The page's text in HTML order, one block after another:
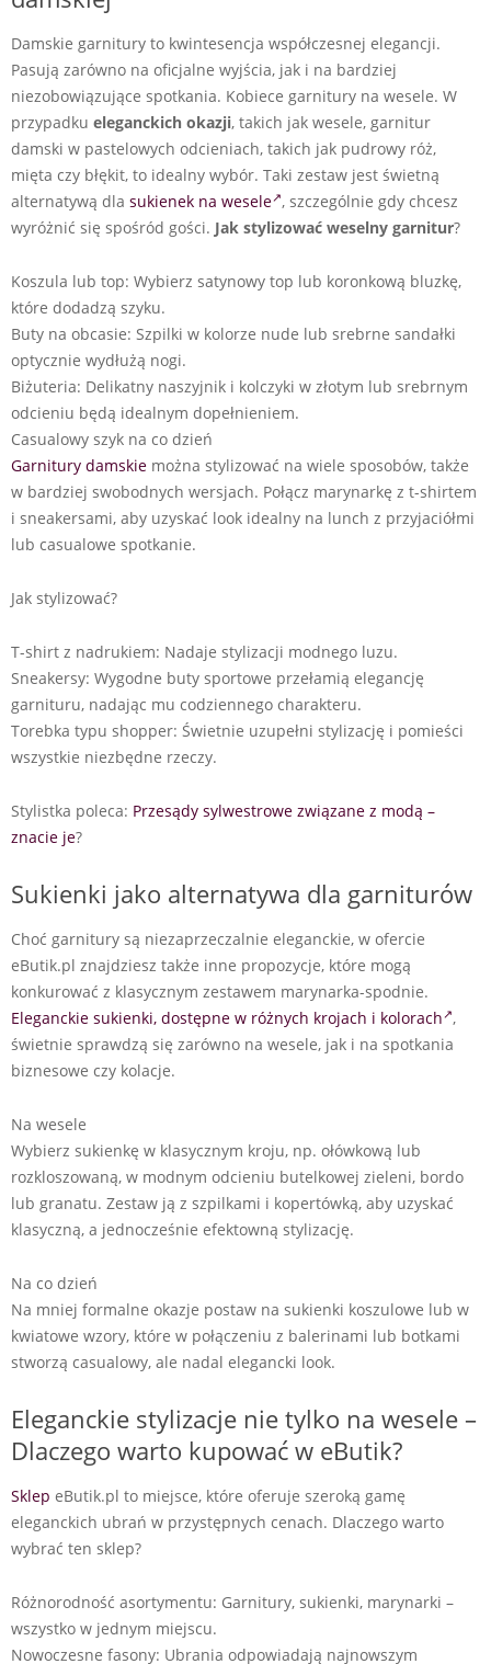
Damskie garnitury to kwintesencja współczesnej elegancji.
Pasują zarówno na oficjalne wyjścia, jak i na bardziej
niezobowiązujące spotkania. Kobiece garnitury na wesele. W
przypadku eleganckich okazji, takich jak wesele, garnitur
damski w pastelowych odcieniach, takich jak pudrowy róż,
mięta czy błękit, to idealny wybór. Taki zestaw jest świetną
alternatywą dla sukienek na wesele , szczególnie gdy chcesz
wyróżnić się spośród gości. Jak stylizować weselny garnitur?
Koszula lub top: Wybierz satynowy top lub koronkową bluzkę,
które dodadzą szyku.
Buty na obcasie: Szpilki w kolorze nude lub srebrne sandałki
optycznie wydłużą nogi.
Biżuteria: Delikatny naszyjnik i kolczyki w złotym lub srebrnym
odcieniu będą idealnym dopełnieniem.
Casualowy szyk na co dzień
Garnitury damskie można stylizować na wiele sposobów, także
w bardziej swobodnych wersjach. Połącz marynarkę z t-shirtem
i sneakersami, aby uzyskać look idealny na lunch z przyjaciółmi
lub casualowe spotkanie.
Jak stylizować?
T-shirt z nadrukiem: Nadaje stylizacji modnego luzu.
Sneakersy: Wygodne buty sportowe przełamią elegancję
garnituru, nadając mu codziennego charakteru.
Torebka typu shopper: Świetnie uzupełni stylizację i pomieści
wszystkie niezbędne rzeczy.
Stylistka poleca: Przesądy sylwestrowe związane z modą –
znacie je?
Sukienki jako alternatywa dla garniturów
Choć garnitury są niezaprzeczalnie eleganckie, w ofercie
eButik.pl znajdziesz także inne propozycje, które mogą
konkurować z klasycznym zestawem marynarka-spodnie.
Eleganckie sukienki, dostępne w różnych krojach i kolorach ,
świetnie sprawdzą się zarówno na wesele, jak i na spotkania
biznesowe czy kolacje.
Na wesele
Wybierz sukienkę w klasycznym kroju, np. ołówkową lub
rozkloszowaną, w modnym odcieniu butelkowej zieleni, bordo
lub granatu. Zestaw ją z szpilkami i kopertówką, aby uzyskać
klasyczną, a jednocześnie efektowną stylizację.
Na co dzień
Na mniej formalne okazje postaw na sukienki koszulowe lub w
kwiatowe wzory, które w połączeniu z balerinami lub botkami
stworzą casualowy, ale nadal elegancki look.
Eleganckie stylizacje nie tylko na wesele –
Dlaczego warto kupować w eButik?
Sklep eButik.pl to miejsce, które oferuje szeroką gamę
eleganckich ubrań w przystępnych cenach. Dlaczego warto
wybrać ten sklep?
Różnorodność asortymentu: Garnitury, sukienki, marynarki –
wszystko w jednym miejscu.
Nowoczesne fasony: Ubrania odpowiadają najnowszym